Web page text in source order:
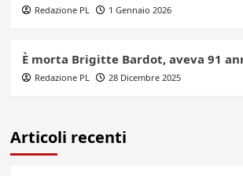
Redazione PL 1 Gennaio 2026
È morta Brigitte Bardot, aveva 91
Redazione PL 28 Dicembre 2025
Articoli recenti